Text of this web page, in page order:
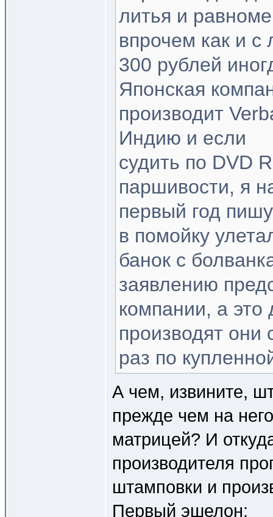
литья и
впрочем как и с
300 рублей
Японская
производит
Индию и если
судить по DVD
паршивости, я
первый год
в помойку
банок с
заявлению
компании, а это
производят они
раз по
А чем, извините,
прежде чем на
матрицей? И
производителя
штамповки и
Первый эшелон: